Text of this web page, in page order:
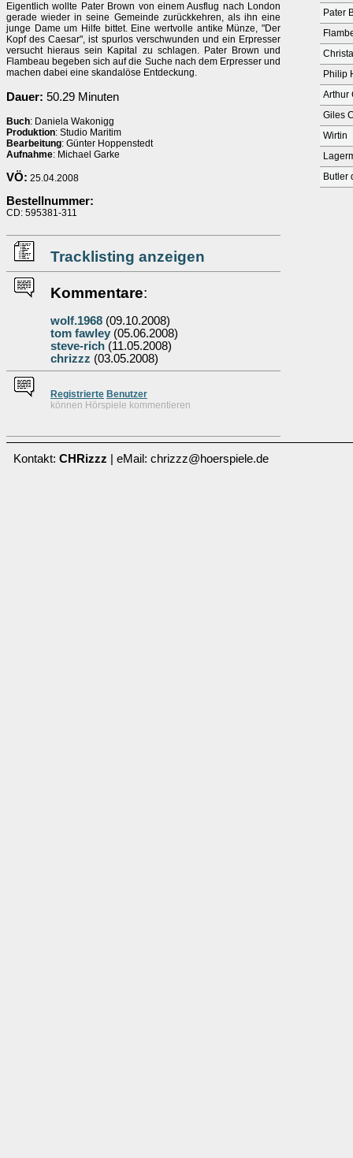
Eigentlich wollte Pater Brown von einem Ausflug nach London
gerade wieder in seine Gemeinde zurückkehren, als ihn eine
junge Dame um Hilfe bittet. Eine wertvolle antike Münze, "Der
Kopf des Caesar", ist spurlos verschwunden und ein Erpresser
versucht hieraus sein Kapital zu schlagen. Pater Brown und
Flambeau begeben sich auf die Suche nach dem Erpresser und
machen dabei eine skandalöse Entdeckung.
Dauer: 50.29 Minuten
Buch: Daniela Wakonigg
Produktion: Studio Maritim
Bearbeitung: Günter Hoppenstedt
Aufnahme: Michael Garke
VÖ: 25.04.2008
Bestellnummer:
CD: 595381-311
Tracklisting anzeigen
Kommentare:
wolf.1968 (09.10.2008)
tom fawley (05.06.2008)
steve-rich (11.05.2008)
chrizzz (03.05.2008)
Registrierte Benutzer
können Hörspiele kommentieren
Pater
Philip
Arthur
Giles
Wirtin
Butler
Kontakt: CHRizzz | eMail: chrizzz@hoerspiele.de